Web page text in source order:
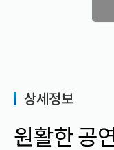
상세정보
원활한 공